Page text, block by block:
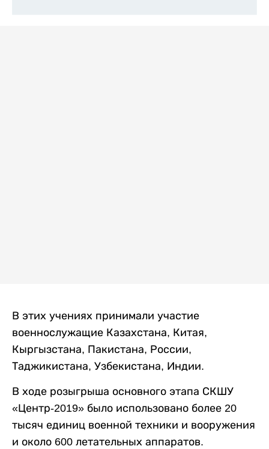
В этих учениях принимали участие
военнослужащие Казахстана, Китая,
Кыргызстана, Пакистана, России,
Таджикистана, Узбекистана, Индии.
В ходе розыгрыша основного этапа СКШУ
«Центр-2019» было использовано более 20
тысяч единиц военной техники и вооружения
и около 600 летательных аппаратов.